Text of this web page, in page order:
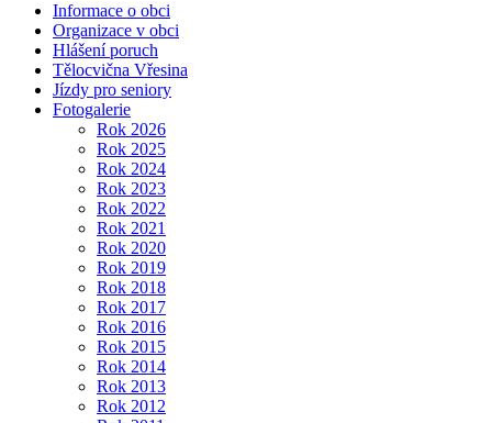
Informace o obci
Organizace v obci
Hlášení poruch
Tělocvična Vřesina
Jízdy pro seniory
Fotogalerie
Rok 2026
Rok 2025
Rok 2024
Rok 2023
Rok 2022
Rok 2021
Rok 2020
Rok 2019
Rok 2018
Rok 2017
Rok 2016
Rok 2015
Rok 2014
Rok 2013
Rok 2012